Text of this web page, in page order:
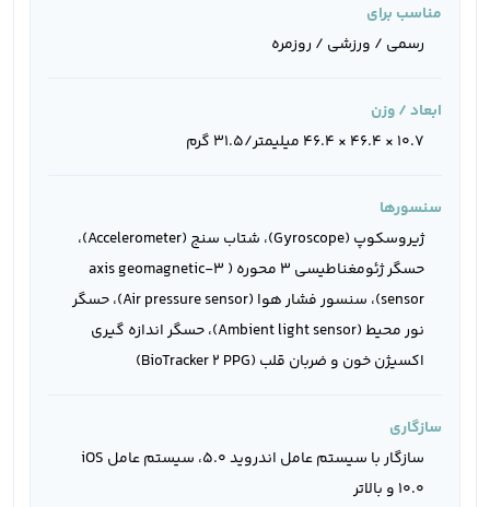
مناسب برای
رسمی / ورزشی / روزمره
ابعاد / وزن
10.7 × 46.4 × 46.4 میلیمتر/31.5 گرم
سنسورها
ژیروسکوپ (Gyroscope)، شتاب سنج (Accelerometer)،
حسگر ژئومغناطیسی 3 محوره ( 3-axis geomagnetic
sensor)، سنسور فشار هوا (Air pressure sensor)، حسگر
نور محیط (Ambient light sensor)، حسگر اندازه گیری
اکسیژن خون و ضربان قلب (BioTracker 2 PPG)
سازگاری
سازگار با سیستم عامل اندروید 5.0، سیستم عامل iOS
10.0 و بالاتر